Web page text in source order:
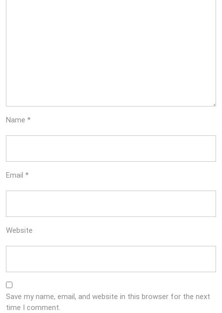
Name *
Email *
Website
Save my name, email, and website in this browser for the next
time I comment.